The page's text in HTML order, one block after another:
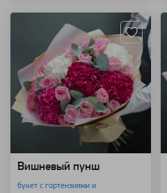
Вишневый пунш
букет с гортензиями и